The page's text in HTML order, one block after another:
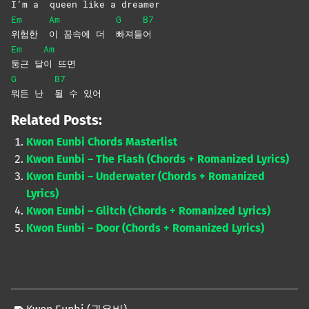
I’m a queen like a dreamer
Em
위험한
Am
이 꿈속에 더
G
빠져들
B7
어
Em
둥근 달
Am
이 뜨면
G
뭐든 난
B7
될 수 있어
Related Posts:
Kwon Eunbi Chords Masterlist
Kwon Eunbi – The Flash (Chords + Romanized Lyrics)
Kwon Eunbi – Underwater (Chords + Romanized
Lyrics)
Kwon Eunbi – Glitch (Chords + Romanized Lyrics)
Kwon Eunbi – Door (Chords + Romanized Lyrics)